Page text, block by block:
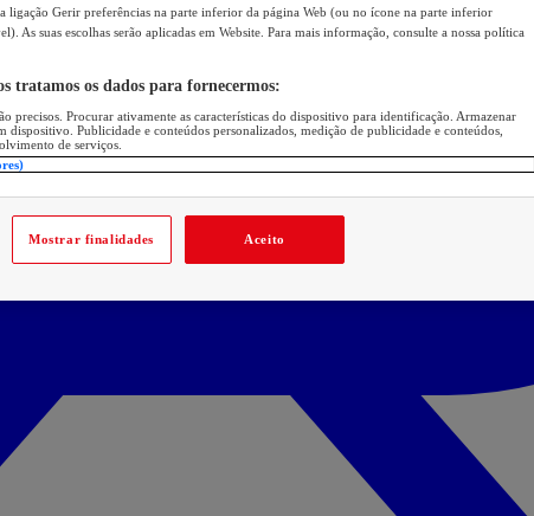
ligação Gerir preferências na parte inferior da página Web (ou no ícone na parte inferior
As suas escolhas serão aplicadas em Website. Para mais informação, consulte a nossa política
tratamos os dados para fornecermos:
precisos. Procurar ativamente as características do dispositivo para identificação. Armazenar
dispositivo. Publicidade e conteúdos personalizados, medição de publicidade e conteúdos,
de serviços.
Mostrar finalidades Aceito